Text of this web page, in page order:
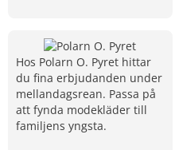
Hos Polarn O. Pyret hittar
du fina erbjudanden under
mellandagsrean. Passa på
att fynda modekläder till
familjens yngsta.